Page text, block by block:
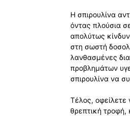
Η σπιρουλίνα
όντας πλούσια
απολύτως
στη σωστή
λανθασμένες
προβλημάτων
σπιρουλίνα να
Τέλος, οφείλετε
θρεπτική τροφή,